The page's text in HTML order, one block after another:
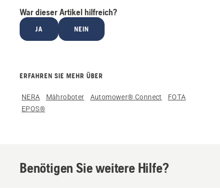
War dieser Artikel hilfreich?
JA NEIN
ERFAHREN SIE MEHR ÜBER
NERA Mähroboter Automower® Connect
FOTA
EPOS®
Benötigen Sie weitere Hilfe?